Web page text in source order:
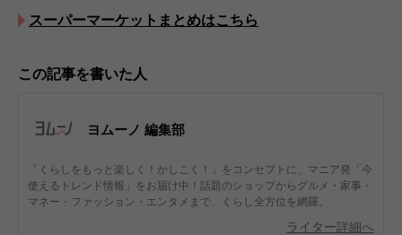
スーパーマーケットまとめはこちら
この記事を書いた人
ヨムーノ 編集部
「くらしをもっと楽しく！かしこく！」をコンセプトに、マニア発「今
使えるトレンド情報」をお届け中！話題のショップからグルメ・家事・
マネー・ファッション・エンタメまで、くらし全方位を網羅。
ライター詳細へ